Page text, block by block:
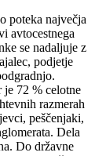
poteka največja
avtocestnega
se nadaljuje z
podjetje
72 % celotne
razmerah
peščenjaki,
Dela
Do državne